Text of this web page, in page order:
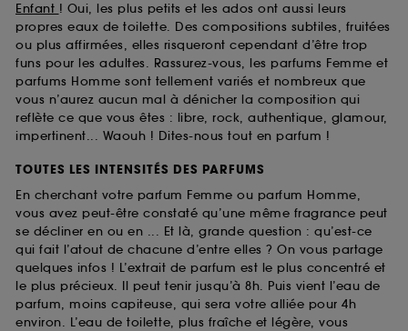
Enfant ! Oui, les plus petits et les ados ont aussi leurs
propres eaux de toilette. Des compositions subtiles, fruitées
ou plus affirmées, elles risqueront cependant d’être trop
funs pour les adultes. Rassurez-vous, les parfums Femme et
parfums Homme sont tellement variés et nombreux que
vous n’aurez aucun mal à dénicher la composition qui
reflète ce que vous êtes : libre, rock, authentique, glamour,
impertinent... Waouh ! Dites-nous tout en parfum !
TOUTES LES INTENSITÉS DES PARFUMS
En cherchant votre parfum Femme ou parfum Homme,
vous avez peut-être constaté qu’une même fragrance peut
se décliner en ou en ... Et là, grande question : qu’est-ce
qui fait l’atout de chacune d’entre elles ? On vous partage
quelques infos ! L’extrait de parfum est le plus concentré et
le plus précieux. Il peut tenir jusqu’à 8h. Puis vient l’eau de
parfum, moins capiteuse, qui sera votre alliée pour 4h
environ. L’eau de toilette, plus fraîche et légère, vous